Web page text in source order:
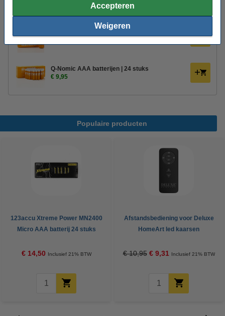
Accepteren
Weigeren
Q-Nomic AAA batterijen | 24 stuks
€ 9,95
Populaire producten
123accu Xtreme Power MN2400
Micro AAA batterij 24 stuks
€ 14,50 Inclusief 21% BTW
Afstandsbediening voor Deluxe
HomeArt led kaarsen
€ 10,95 € 9,31 Inclusief 21% BTW